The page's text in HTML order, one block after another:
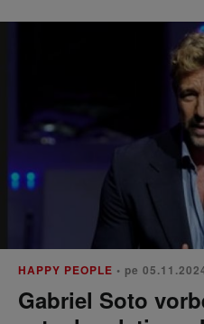
HAPPY PEOPLE • pe
Gabriel Soto